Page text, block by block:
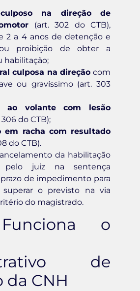
na direção de
(art. 302 do CTB),
2 a 4 anos de detenção e
ou proibição de obter a
habilitação;
culposa na direção com
ou gravíssimo (art. 303
ao volante com lesão
306 do CTB);
em racha com resultado
do CTB).
da habilitação
pelo juiz na sentença
de impedimento para
o previsto na via
do magistrado.
o
de
da CNH